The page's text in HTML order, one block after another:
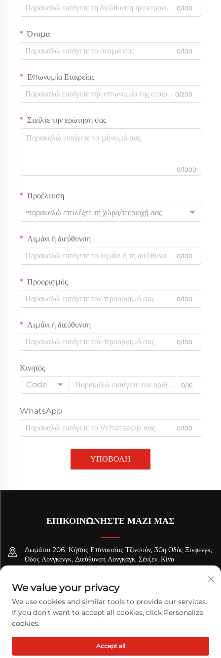
0/100
Όνομα
0/100
Επωνυμία Εταιρείας
0/200
Στείλτε την ερώτησή σας
0/1000
Προέλευση
παρακαλώ επιλέξτε τη χώρα/περιοχή σας
Λιμάνι ή διεύθυνση
0/100
Προορισμός
0/100
Λιμάνι ή διεύθυνση
0/100
Κινητός
Code
0/16
WhatsApp
0/100
ΥΠΟΒΟΛΗ
ΕΠΙΚΟΙΝΩΝΉΣΤΕ ΜΑΖΊ ΜΑΣ
Δωμάτιο 206, Κήπος Επινοεσίας Τζινσούν, 30η Οδός Ξινφενγκ,
Οδός Λονγκενγκ, Διεύθυνση Λονγκάγκ, Σένζεν, Κίνα
[email protected]
Πνευματικά δικαιώματα © 2026 TODAY LOGISTICS LTD. Με επιφύλαξη
Πολιτική Απορρήτου
We value your privacy
We use cookies and similar tools to provide our services.
If you don't want to accept all cookies, click Personalize
cookies.
Accept all